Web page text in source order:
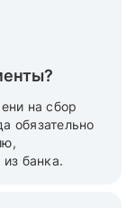
на сбор
обязательно
банка.